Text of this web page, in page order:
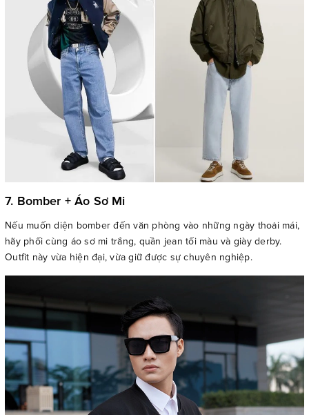
7. Bomber + Áo Sơ Mi
Nếu muốn diện bomber đến văn phòng vào những ngày thoải mái,
hãy phối cùng áo sơ mi trắng, quần jean tối màu và giày derby.
Outfit này vừa hiện đại, vừa giữ được sự chuyên nghiệp.